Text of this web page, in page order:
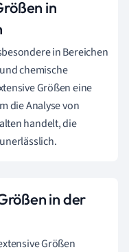
in
in Bereichen
chemische
Größen eine
die Analyse von
handelt, die
in der
Größen